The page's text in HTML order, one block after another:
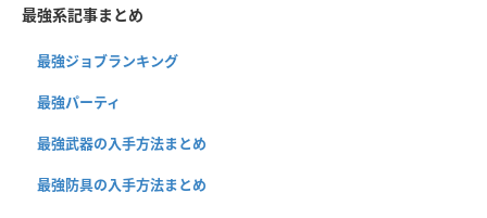
最強系記事まとめ
最強ジョブランキング
最強パーティ
最強武器の入手方法まとめ
最強防具の入手方法まとめ